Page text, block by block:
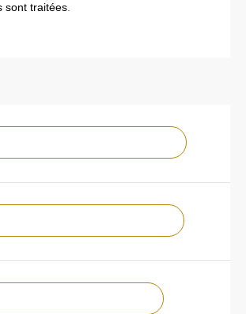
sont traitées